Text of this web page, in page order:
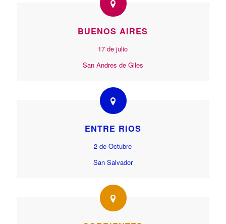
BUENOS AIRES
17 de julio
San Andres de Giles
ENTRE RIOS
2 de Octubre
San Salvador